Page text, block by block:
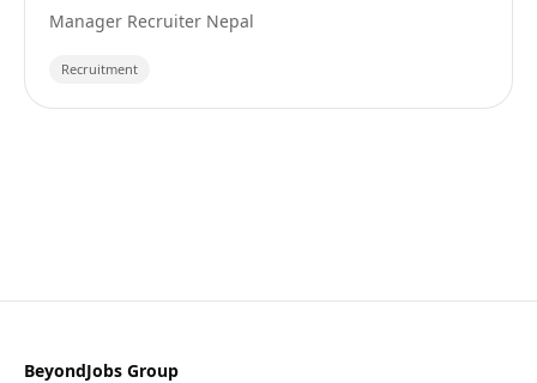
Manager Recruiter Nepal
Recruitment
BeyondJobs Group